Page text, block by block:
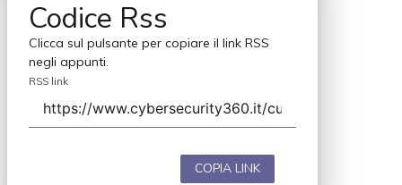
Codice Rss
Clicca sul pulsante per copiare il link RSS
negli appunti.
RSS link
COPIA LINK